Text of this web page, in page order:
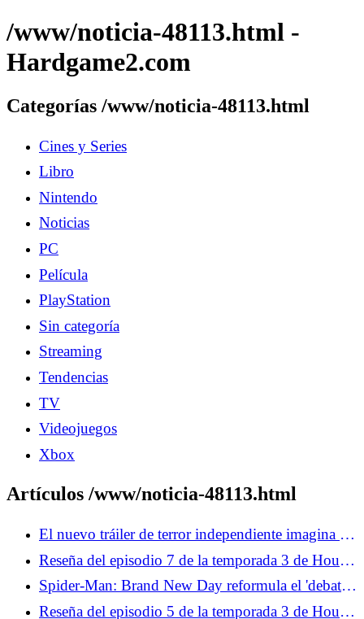
/www/noticia-48113.html -
Hardgame2.com
Categorías /www/noticia-48113.html
Cines y Series
Libro
Nintendo
Noticias
PC
Película
PlayStation
Sin categoría
Streaming
Tendencias
TV
Videojuegos
Xbox
Artículos /www/noticia-48113.html
El nuevo tráiler de terror independiente imagina un
pánico satánico por el que realmente vale la pena
entrar en pánico
Reseña del episodio 7 de la temporada 3 de House
of the Dragon: Mátalo, Caraxes
Spider-Man: Brand New Day reformula el 'debate'
de los fanáticos de los lanzatelarañas orgánicos de
Reseña del episodio 5 de la temporada 3 de House